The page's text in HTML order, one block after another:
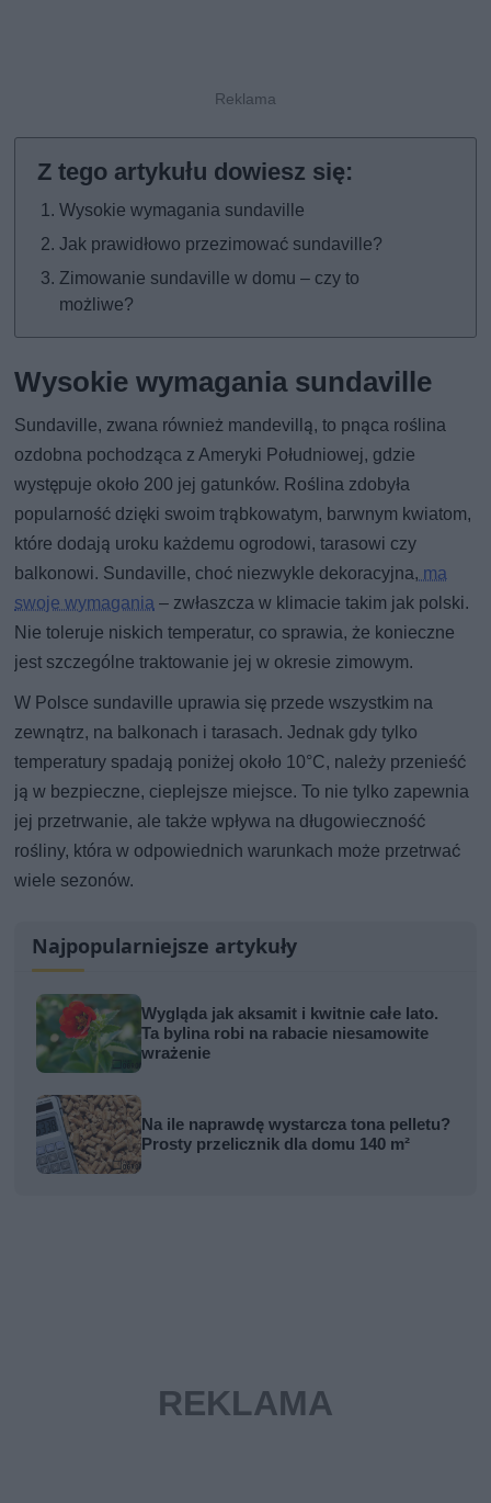
Wysokie wymagania sundaville
Jak prawidłowo przezimować sundaville?
Zimowanie sundaville w domu – czy to
możliwe?
Wysokie wymagania sundaville
Sundaville, zwana również mandevillą, to pnąca roślina
ozdobna pochodząca z Ameryki Południowej, gdzie
występuje około 200 jej gatunków. Roślina zdobyła
popularność dzięki swoim trąbkowatym, barwnym kwiatom,
które dodają uroku każdemu ogrodowi, tarasowi czy
balkonowi. Sundaville, choć niezwykle dekoracyjna, ma
swoje wymagania – zwłaszcza w klimacie takim jak polski.
Nie toleruje niskich temperatur, co sprawia, że konieczne
jest szczególne traktowanie jej w okresie zimowym.
W Polsce sundaville uprawia się przede wszystkim na
zewnątrz, na balkonach i tarasach. Jednak gdy tylko
temperatury spadają poniżej około 10°C, należy przenieść
ją w bezpieczne, cieplejsze miejsce. To nie tylko zapewnia
jej przetrwanie, ale także wpływa na długowieczność
rośliny, która w odpowiednich warunkach może przetrwać
wiele sezonów.
Najpopularniejsze artykuły
Wygląda jak aksamit i kwitnie całe lato.
Ta bylina robi na rabacie niesamowite
wrażenie
Na ile naprawdę wystarcza tona pelletu?
Prosty przelicznik dla domu 140 m²